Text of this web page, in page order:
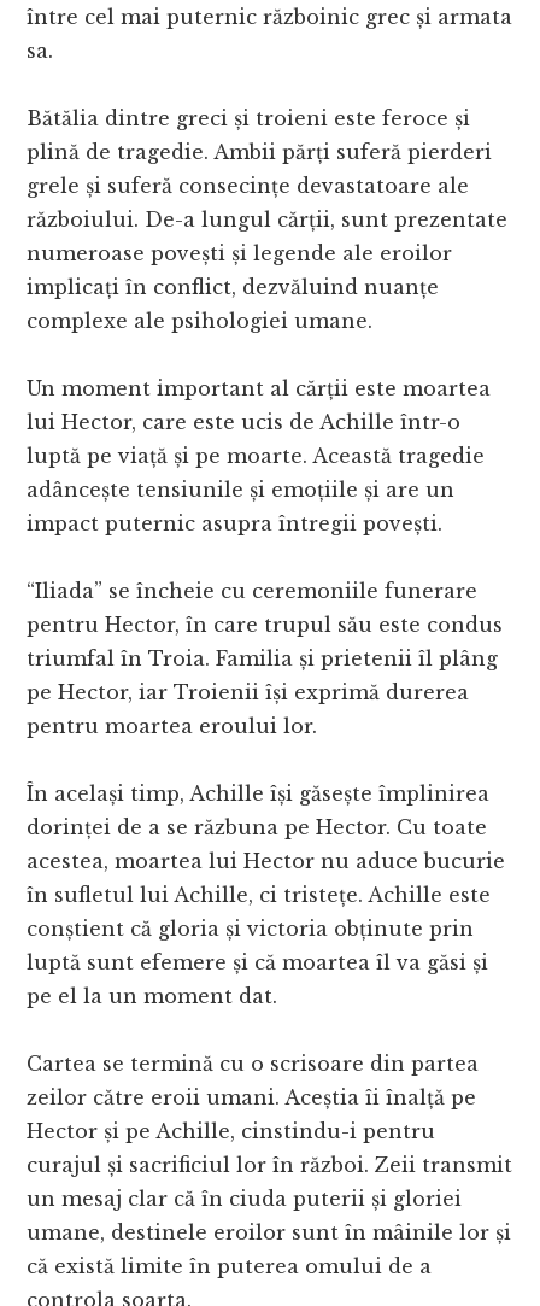
între cel mai puternic războinic grec și armata
sa.
Bătălia dintre greci și troieni este feroce și
plină de tragedie. Ambii părți suferă pierderi
grele și suferă consecințe devastatoare ale
războiului. De-a lungul cărții, sunt prezentate
numeroase povești și legende ale eroilor
implicați în conflict, dezvăluind nuanțe
complexe ale psihologiei umane.
Un moment important al cărții este moartea
lui Hector, care este ucis de Achille într-o
luptă pe viață și pe moarte. Această tragedie
adâncește tensiunile și emoțiile și are un
impact puternic asupra întregii povești.
“Iliada” se încheie cu ceremoniile funerare
pentru Hector, în care trupul său este condus
triumfal în Troia. Familia și prietenii îl plâng
pe Hector, iar Troienii își exprimă durerea
pentru moartea eroului lor.
În același timp, Achille își găsește împlinirea
dorinței de a se răzbuna pe Hector. Cu toate
acestea, moartea lui Hector nu aduce bucurie
în sufletul lui Achille, ci tristețe. Achille este
conștient că gloria și victoria obținute prin
luptă sunt efemere și că moartea îl va găsi și
pe el la un moment dat.
Cartea se termină cu o scrisoare din partea
zeilor către eroii umani. Aceștia îi înalță pe
Hector și pe Achille, cinstindu-i pentru
curajul și sacrificiul lor în război. Zeii transmit
un mesaj clar că în ciuda puterii și gloriei
umane, destinele eroilor sunt în mâinile lor și
că există limite în puterea omului de a
controla soarta.